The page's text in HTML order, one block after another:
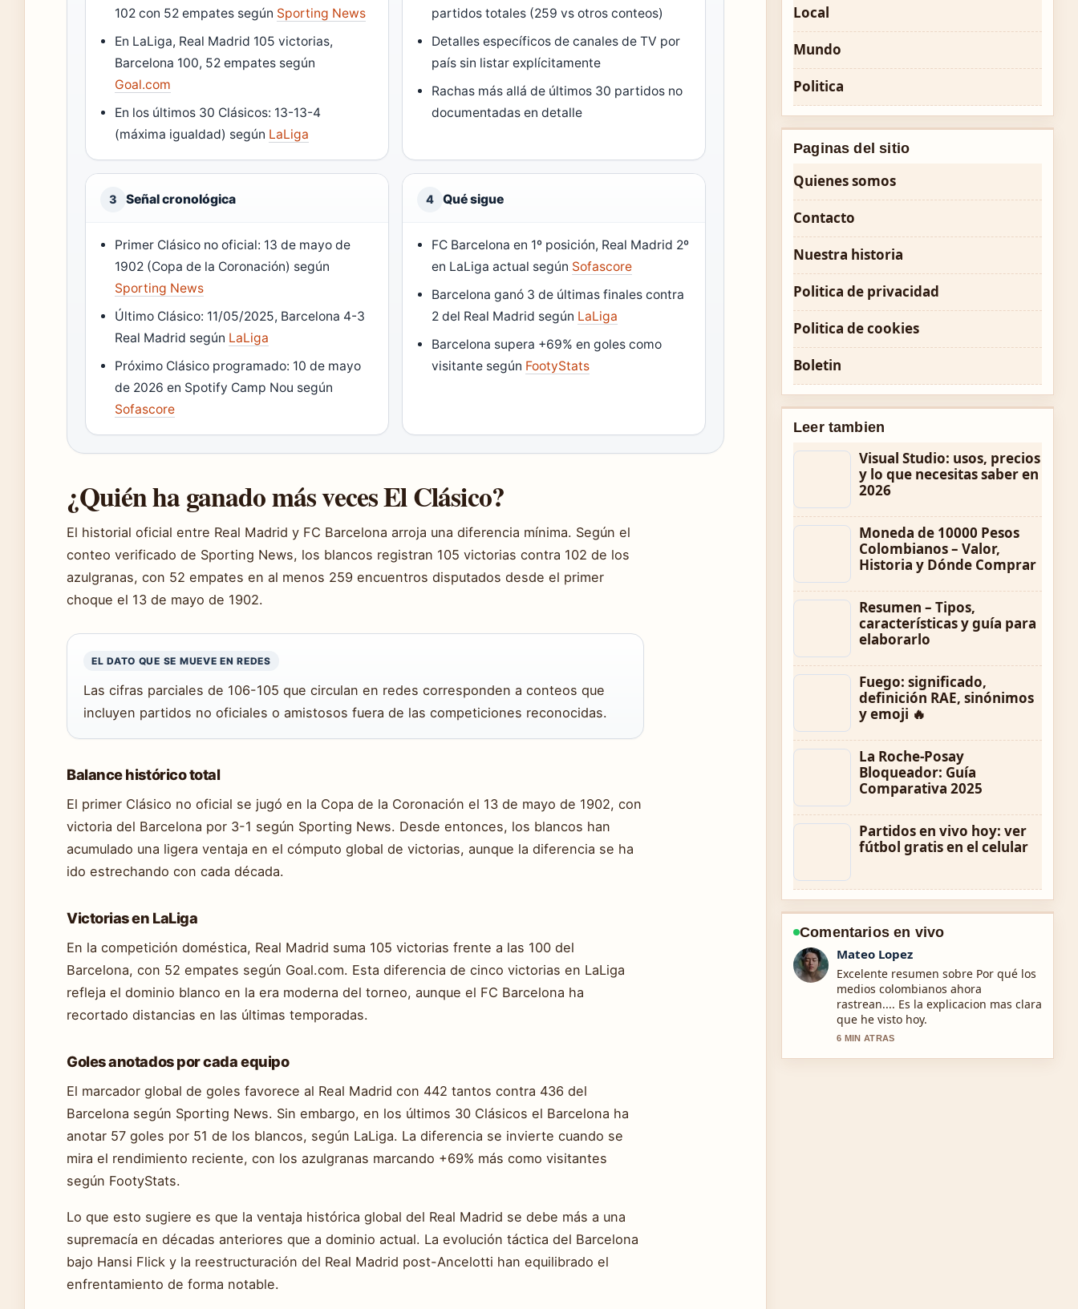
102 con 52 empates según Sporting News
En LaLiga, Real Madrid 105 victorias,
Barcelona 100, 52 empates según
Goal.com
En los últimos 30 Clásicos: 13-13-4
(máxima igualdad) según LaLiga
partidos totales (259 vs otros conteos)
Detalles específicos de canales de TV por
país sin listar explícitamente
Rachas más allá de últimos 30 partidos no
documentadas en detalle
3 Señal cronológica
Primer Clásico no oficial: 13 de mayo de
1902 (Copa de la Coronación) según
Sporting News
Último Clásico: 11/05/2025, Barcelona 4-3
Real Madrid según LaLiga
Próximo Clásico programado: 10 de mayo
de 2026 en Spotify Camp Nou según
Sofascore
4 Qué sigue
FC Barcelona en 1º posición, Real Madrid 2º
en LaLiga actual según Sofascore
Barcelona ganó 3 de últimas finales contra
2 del Real Madrid según LaLiga
Barcelona supera +69% en goles como
visitante según FootyStats
¿Quién ha ganado más veces El Clásico?
El historial oficial entre Real Madrid y FC Barcelona arroja una diferencia mínima. Según el
conteo verificado de Sporting News, los blancos registran 105 victorias contra 102 de los
azulgranas, con 52 empates en al menos 259 encuentros disputados desde el primer
choque el 13 de mayo de 1902.
EL DATO QUE SE MUEVE EN REDES
Las cifras parciales de 106-105 que circulan en redes corresponden a conteos que
incluyen partidos no oficiales o amistosos fuera de las competiciones reconocidas.
Balance histórico total
El primer Clásico no oficial se jugó en la Copa de la Coronación el 13 de mayo de 1902, con
victoria del Barcelona por 3-1 según Sporting News. Desde entonces, los blancos han
acumulado una ligera ventaja en el cómputo global de victorias, aunque la diferencia se ha
ido estrechando con cada década.
Victorias en LaLiga
En la competición doméstica, Real Madrid suma 105 victorias frente a las 100 del
Barcelona, con 52 empates según Goal.com. Esta diferencia de cinco victorias en LaLiga
refleja el dominio blanco en la era moderna del torneo, aunque el FC Barcelona ha
recortado distancias en las últimas temporadas.
Goles anotados por cada equipo
El marcador global de goles favorece al Real Madrid con 442 tantos contra 436 del
Barcelona según Sporting News. Sin embargo, en los últimos 30 Clásicos el Barcelona ha
anotar 57 goles por 51 de los blancos, según LaLiga. La diferencia se invierte cuando se
mira el rendimiento reciente, con los azulgranas marcando +69% más como visitantes
según FootyStats.
Lo que esto sugiere es que la ventaja histórica global del Real Madrid se debe más a una
supremacía en décadas anteriores que a dominio actual. La evolución táctica del Barcelona
bajo Hansi Flick y la reestructuración del Real Madrid post-Ancelotti han equilibrado el
enfrentamiento de forma notable.
Local
Mundo
Politica
Paginas del sitio
Quienes somos
Contacto
Nuestra historia
Politica de privacidad
Politica de cookies
Boletin
Leer tambien
Visual Studio: usos, precios
y lo que necesitas saber en
2026
Moneda de 10000 Pesos
Colombianos – Valor,
Historia y Dónde Comprar
Resumen – Tipos,
características y guía para
elaborarlo
Fuego: significado,
definición RAE, sinónimos
y emoji 🔥
La Roche-Posay
Bloqueador: Guía
Comparativa 2025
Partidos en vivo hoy: ver
fútbol gratis en el celular
Comentarios en vivo
Lucia Garcia
Estoy siguiendo Levotiroxina 50 mg:
guía completa sobre dosis,... de cerca
y se agradece el tono equilibrado.
8 MIN ATRAS